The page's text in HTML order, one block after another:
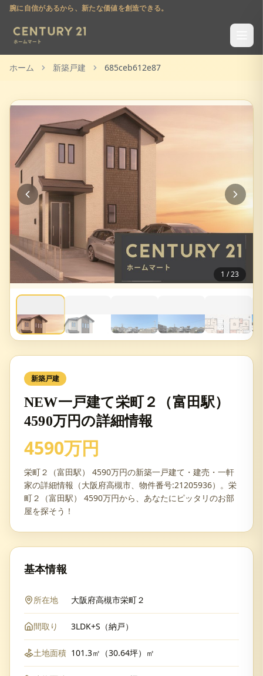
腕に自信があるから、新たな価値を創造できる。
ホーム 新築戸建 685ceb612e87
1 /23
新築戸建
NEW一戸建て栄町２（富田駅）
4590万円の詳細情報
4590万円
栄町２（富田駅） 4590万円の新築一戸建て・建売・一軒
家の詳細情報（大阪府高槻市、物件番号:21205936）。栄
町２（富田駅） 4590万円から、あなたにピッタリのお部
屋を探そう！
基本情報
所在地 大阪府高槻市栄町２
間取り 3LDK+S（納戸）
土地面積 101.3㎡（30.64坪）㎡